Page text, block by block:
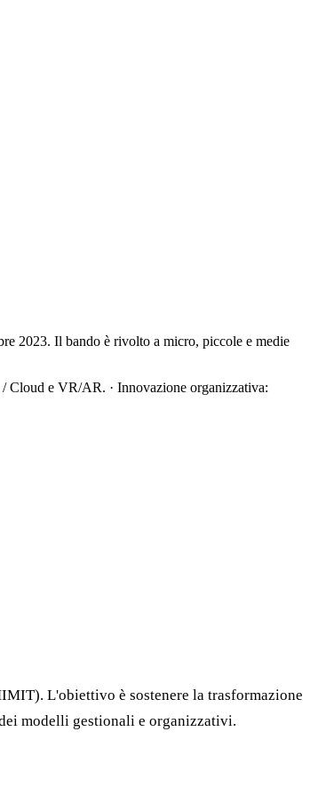
2023. Il bando è rivolto a micro, piccole e medie
e VR/AR. · Innovazione organizzativa:
L'obiettivo è sostenere la trasformazione
modelli gestionali e organizzativi.